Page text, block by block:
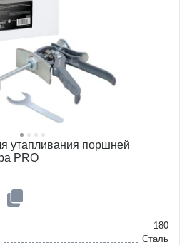
утапливания поршней
PRO
180
Сталь